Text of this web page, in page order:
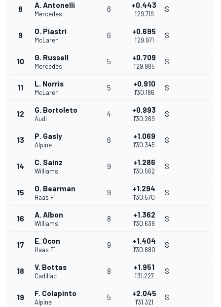
8 A. Antonelli
Mercedes
6 +0.443
1'29.719
S
9 O. Piastri
McLaren
6 +0.695
1'29.971
S
10 G. Russell
Mercedes
5 +0.709
1'29.985
S
11 L. Norris
McLaren
5 +0.910
1'30.186
S
12 G. Bortoleto
Audi
4 +0.993
1'30.269
S
13 P. Gasly
Alpine
6 +1.069
1'30.345
S
14 C. Sainz
Williams
9 +1.286
1'30.562
S
15 O. Bearman
Haas F1
9 +1.294
1'30.570
S
16 A. Albon
Williams
8 +1.362
1'30.638
S
17 E. Ocon
Haas F1
9 +1.404
1'30.680
S
18 V. Bottas
Cadillac
8 +1.951
1'31.227
S
19 F. Colapinto
Alpine
5 +2.045
1'31.321
S